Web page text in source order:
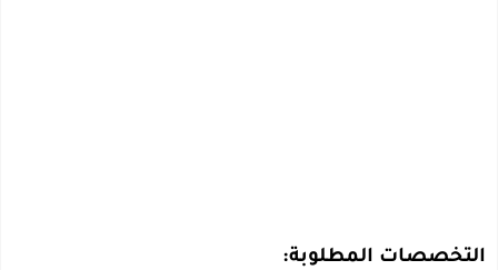
التخصصات المطلوبة: